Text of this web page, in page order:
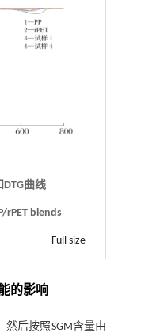
DTG曲线
rPET blends
Full size
的影响
后按照SGM含量由